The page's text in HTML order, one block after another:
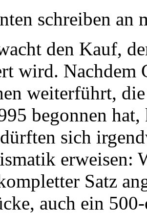
schreiben
den Kauf,
wird. Nachdem
weiterführt,
begonnen
sich
erweisen:
Satz
auch ein